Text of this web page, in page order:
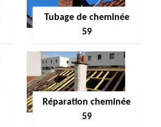
Tubage de cheminée
59
Réparation cheminée
59